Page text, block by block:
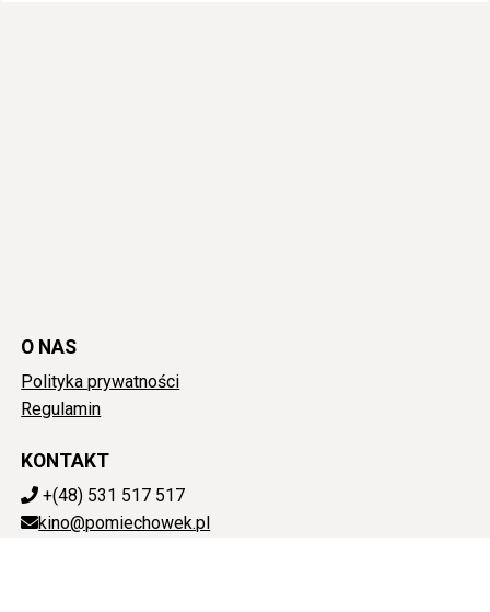
O NAS
Polityka prywatności
Regulamin
KONTAKT
+(48) 531 517 517
kino@pomiechowek.pl